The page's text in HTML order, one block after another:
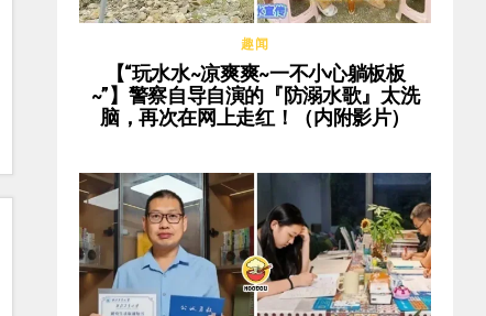
趣闻
【“玩水水~凉爽爽~一不小心躺板板
~”】警察自导自演的『防溺水歌』太洗
脑，再次在网上走红！（内附影片）